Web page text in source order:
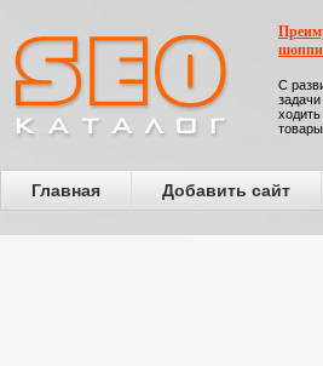
С
Главная Добавить сайт